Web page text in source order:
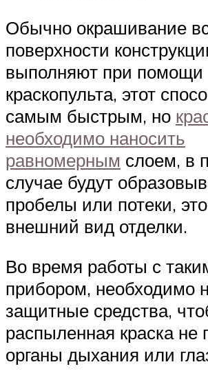
Обычно окрашивание
поверхности
выполняют при помощи
краскопульта, этот
самым быстрым, но
необходимо наносить
равномерным слоем, в
случае будут
пробелы или потеки,
внешний вид отделки.
Во время работы с
прибором, необходимо
защитные средства,
распыленная краска не
органы дыхания или